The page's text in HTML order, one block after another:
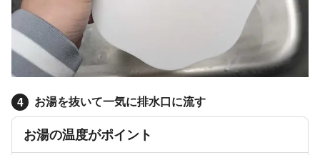
4 お湯を抜いて一気に排水口に流す
お湯の温度がポイント